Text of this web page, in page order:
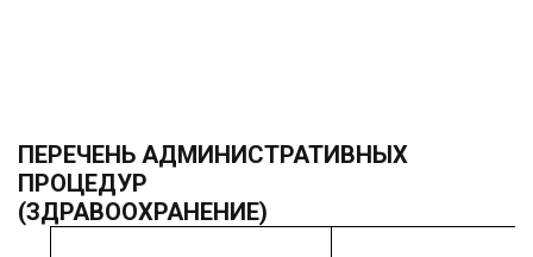
ПЕРЕЧЕНЬ АДМИНИСТРАТИВНЫХ
ПРОЦЕДУР
(ЗДРАВООХРАНЕНИЕ)